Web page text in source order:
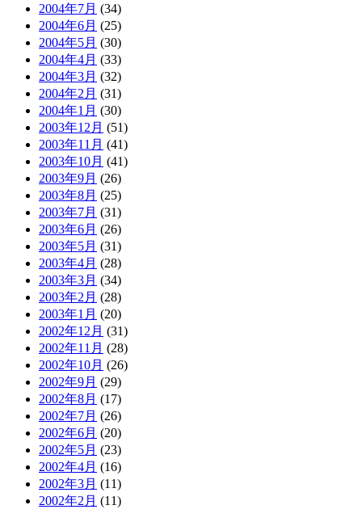
2004年7月 (34)
2004年6月 (25)
2004年5月 (30)
2004年4月 (33)
2004年3月 (32)
2004年2月 (31)
2004年1月 (30)
2003年12月 (51)
2003年11月 (41)
2003年10月 (41)
2003年9月 (26)
2003年8月 (25)
2003年7月 (31)
2003年6月 (26)
2003年5月 (31)
2003年4月 (28)
2003年3月 (34)
2003年2月 (28)
2003年1月 (20)
2002年12月 (31)
2002年11月 (28)
2002年10月 (26)
2002年9月 (29)
2002年8月 (17)
2002年7月 (26)
2002年6月 (20)
2002年5月 (23)
2002年4月 (16)
2002年3月 (11)
2002年2月 (11)